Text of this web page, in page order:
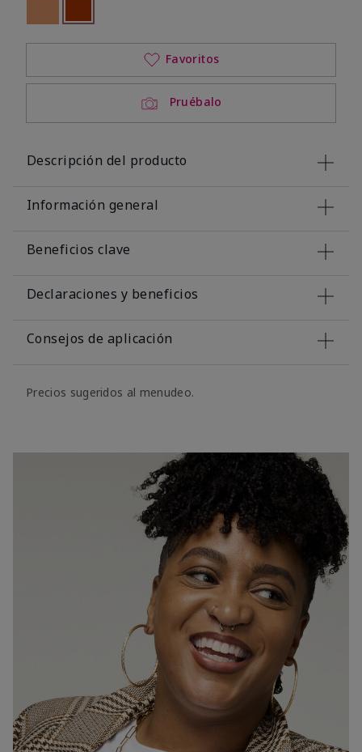
Out of stockseleccionado
Out of stock
Pruébalo
Favoritos
Descripción del producto
Información general
Beneficios clave
Declaraciones y beneficios
Consejos de aplicación
Precios sugeridos al menudeo.